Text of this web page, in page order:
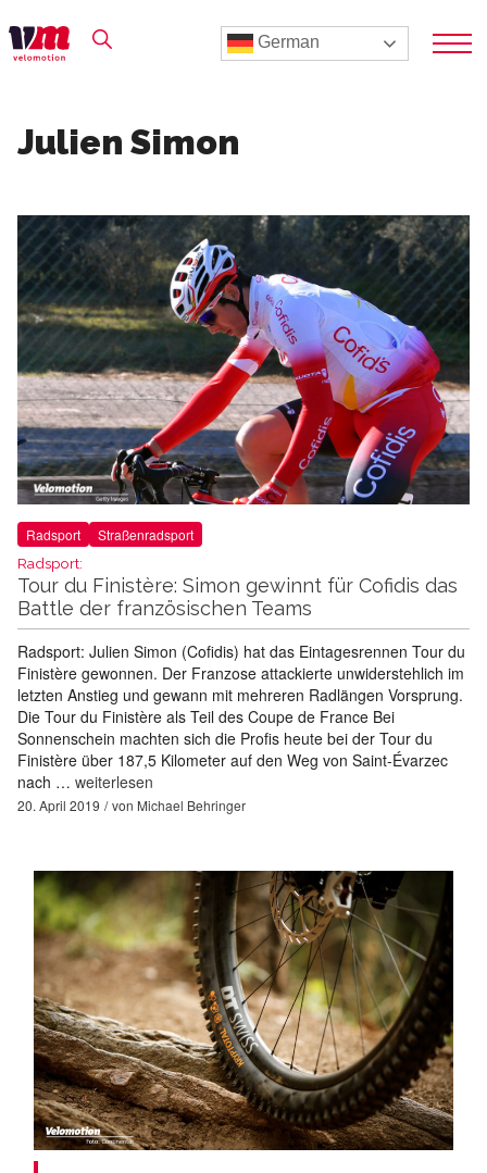
German
Julien Simon
Radsport Straßenradsport
Radsport:
Tour du Finistère: Simon gewinnt für Cofidis das
Battle der französischen Teams
Radsport: Julien Simon (Cofidis) hat das Eintagesrennen Tour du
Finistère gewonnen. Der Franzose attackierte unwiderstehlich im
letzten Anstieg und gewann mit mehreren Radlängen Vorsprung.
Die Tour du Finistère als Teil des Coupe de France Bei
Sonnenschein machten sich die Profis heute bei der Tour du
Finistère über 187,5 Kilometer auf den Weg von Saint-Évarzec
nach … weiterlesen
20. April 2019 von Michael Behringer